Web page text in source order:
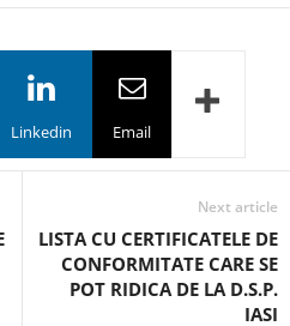
Linkedin Email
Next article
LISTA CU CERTIFICATELE DE
CONFORMITATE CARE SE
POT RIDICA DE LA D.S.P.
IASI